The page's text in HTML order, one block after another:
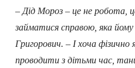
– Дід Мороз – це не робота,
займатися справою, яка
Григорович. – І хоча
проводити з дітьми час,